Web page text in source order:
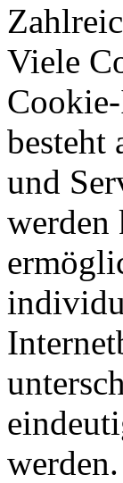
Viele
besteht
und
werden
werden.